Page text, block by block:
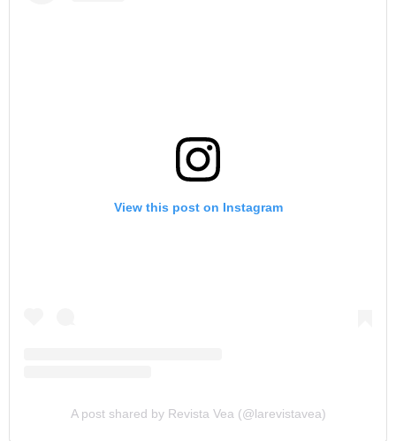
View this post on Instagram
A post shared by Revista Vea (@larevistavea)